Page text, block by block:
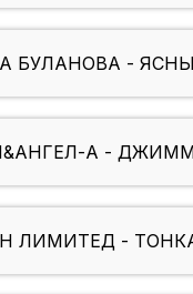
БУЛАНОВА -
А -
ЛИМИТЕД -